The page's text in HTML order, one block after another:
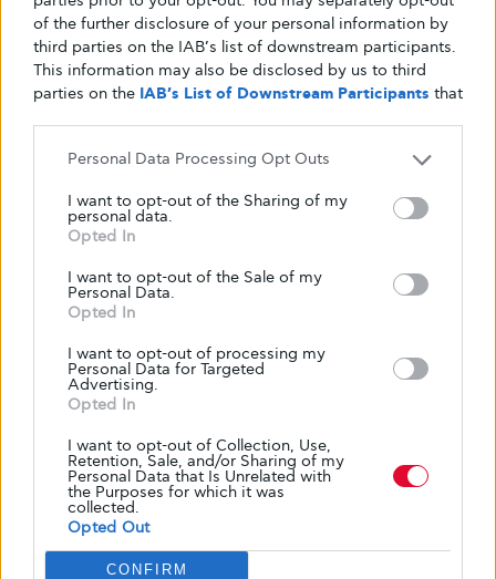
of the further disclosure of your personal information by
third parties on the IAB’s list of downstream participants.
This information may also be disclosed by us to third
parties on the IAB’s List of Downstream Participants that
Personal Data Processing Opt Outs
I want to opt-out of the Sharing of my
personal data.
Opted In
I want to opt-out of the Sale of my
Personal Data.
Opted In
I want to opt-out of processing my
Personal Data for Targeted
Advertising.
Opted In
I want to opt-out of Collection, Use,
Retention, Sale, and/or Sharing of my
Personal Data that Is Unrelated with
the Purposes for which it was
collected.
Opted Out
CONFIRM